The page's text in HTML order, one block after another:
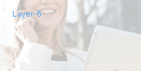
Layer-6